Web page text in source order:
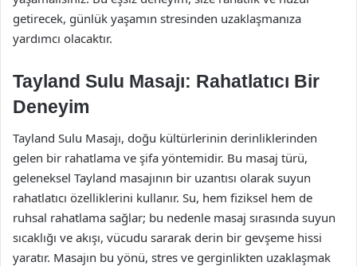
getirecek, günlük yaşamın stresinden uzaklaşmanıza
yardımcı olacaktır.
Tayland Sulu Masajı: Rahatlatıcı Bir
Deneyim
Tayland Sulu Masajı, doğu kültürlerinin derinliklerinden
gelen bir rahatlama ve şifa yöntemidir. Bu masaj türü,
geleneksel Tayland masajının bir uzantısı olarak suyun
rahatlatıcı özelliklerini kullanır. Su, hem fiziksel hem de
ruhsal rahatlama sağlar; bu nedenle masaj sırasında suyun
sıcaklığı ve akışı, vücudu sararak derin bir gevşeme hissi
yaratır. Masajın bu yönü, stres ve gerginlikten uzaklaşmak